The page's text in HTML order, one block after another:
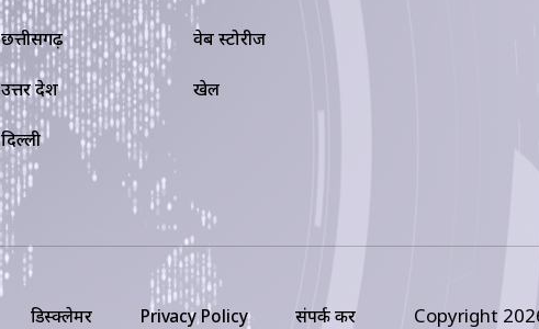
छत्तीसगढ़
उत्तर प्रदेश
दिल्ली
वेब स्टोरीज
खेल
डिस्क्लेमर Privacy Policy संपर्क करें Copyright